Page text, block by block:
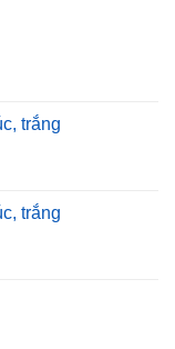
trắng
trắng